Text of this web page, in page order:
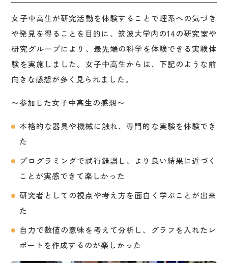
女子中高生が研究活動を体験することで理系への気づき
や発見を得ることを目的に、筑波大学内の14の研究室や
研究グループにより、最先端の科学を体験できる実験体
験を実施しました。女子中高生からは、下記のような前
向きな感想が多く見られました。
〜参加した女子中高生の感想〜
本格的な器具や機械に触れ、専門的な実験を体験でき
た
プログラミングで試行錯誤し、より良い結果に近づく
ことが実感できて楽しかった
研究者としての視点や考え方を面白く学ぶことが出来
た
自力で数値の意味を考えて分析し、グラフを入れたレ
ポートを作成するのが楽しかった